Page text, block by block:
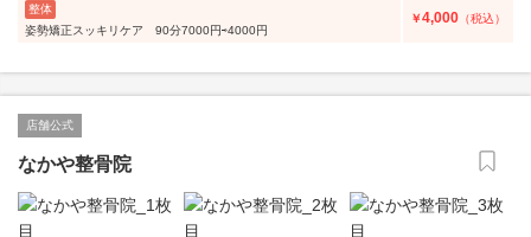
整体
姿勢矯正スッキリケア 90分7000円⇨4000円
￥4,000 （税込）
店舗公式
なかや整骨院